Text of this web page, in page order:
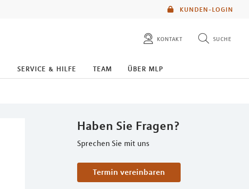
KUNDEN-LOGIN
kontakt
kontakt
suche
diese website durchsuchen
service & hilfe team über mlp
Haben Sie Fragen?
Sprechen Sie mit uns
Termin vereinbaren